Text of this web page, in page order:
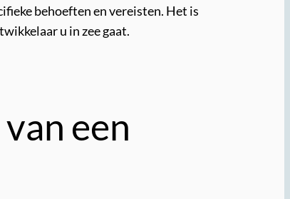
behoeften en vereisten. Het is
u in zee gaat.
een